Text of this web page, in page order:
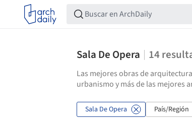
Sala De Opera 14
Las mejores obras de
urbanismo y más de las mejores
Sala De Opera País/Región